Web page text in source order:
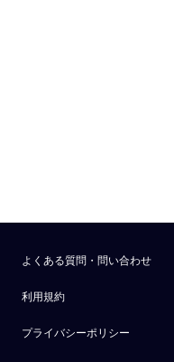
よくある質問・問い合わせ
利用規約
プライバシーポリシー